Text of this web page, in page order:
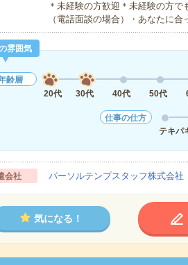
＊未経験の方歓迎＊未経験の方
（電話面談の場合）・あなたに
雰囲気
齢層
20代
30代 40代 50代
仕事の仕方
テキパ
会社 パーソルテンプスタッフ株式会社
気になる！